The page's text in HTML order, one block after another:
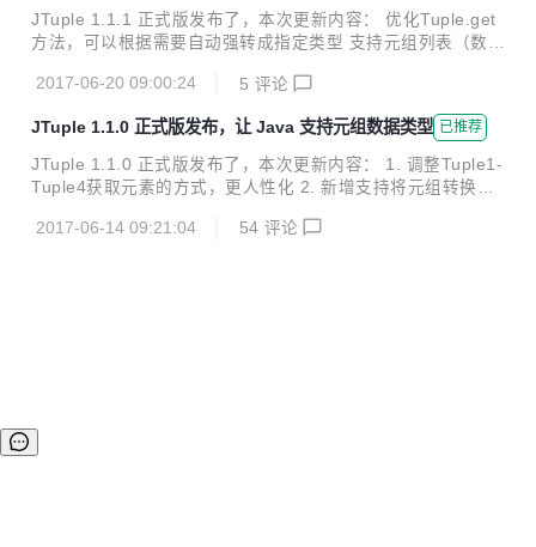
Java 语言版本的元组数据类型，实现...
JTuple 1.1.1 正式版发布了，本次更新内容： 优化Tuple.get
方法，可以根据需要自动强转成指定类型 支持元组列表（数
版会删除，可以使用Tuple0~Tuple5以及TupleN对应方法代替
JTuple Java 语言版本的元组数据类型，实现了元组类型的特
性（不可变、 可迭代）以及常用操作方法 轻量级，无依赖，
线程安全 元组的意义 元组最重要的意义是用来实现多值返
现。 很多时候我们需要返回一组值，更可怕的是这组值的类型
可能并不完全一样，比如http请求时，有请求的返回码（int）
以及响应报文（Str...
2017-06-20 09:00:24 5 评论
JTuple 1.1.0 正式版发布，让 Java 支持元组数据类型 已推荐
JTuple 1.1.0 正式版发布了，本次更新内容： 1. 调整Tuple1-
Tuple4获取元素的方式，更人性化 2. 新增支持将元组转换成
Java 语言版本的元组数据类型，实现了元组类型的特性（不
2017-06-14 09:21:04 54 评论